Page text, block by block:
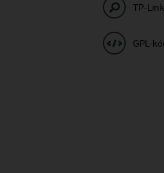
TP-
GPL-